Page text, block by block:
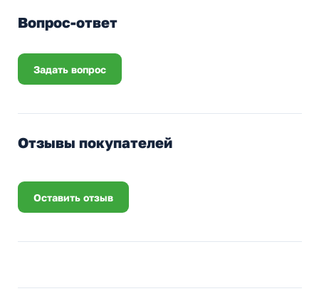
Вопрос-ответ
Задать вопрос
Отзывы покупателей
Оставить отзыв